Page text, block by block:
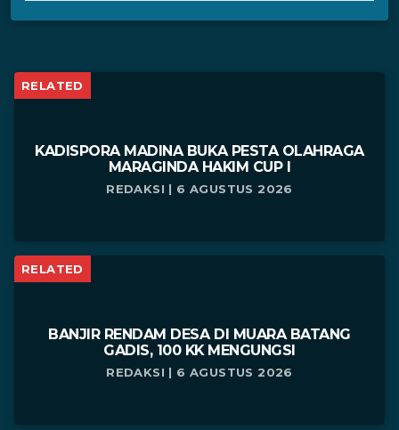
RELATED
KADISPORA MADINA BUKA PESTA OLAHRAGA
MARAGINDA HAKIM CUP I
REDAKSI | 6 AGUSTUS 2026
RELATED
BANJIR RENDAM DESA DI MUARA BATANG
GADIS, 100 KK MENGUNGSI
REDAKSI | 6 AGUSTUS 2026